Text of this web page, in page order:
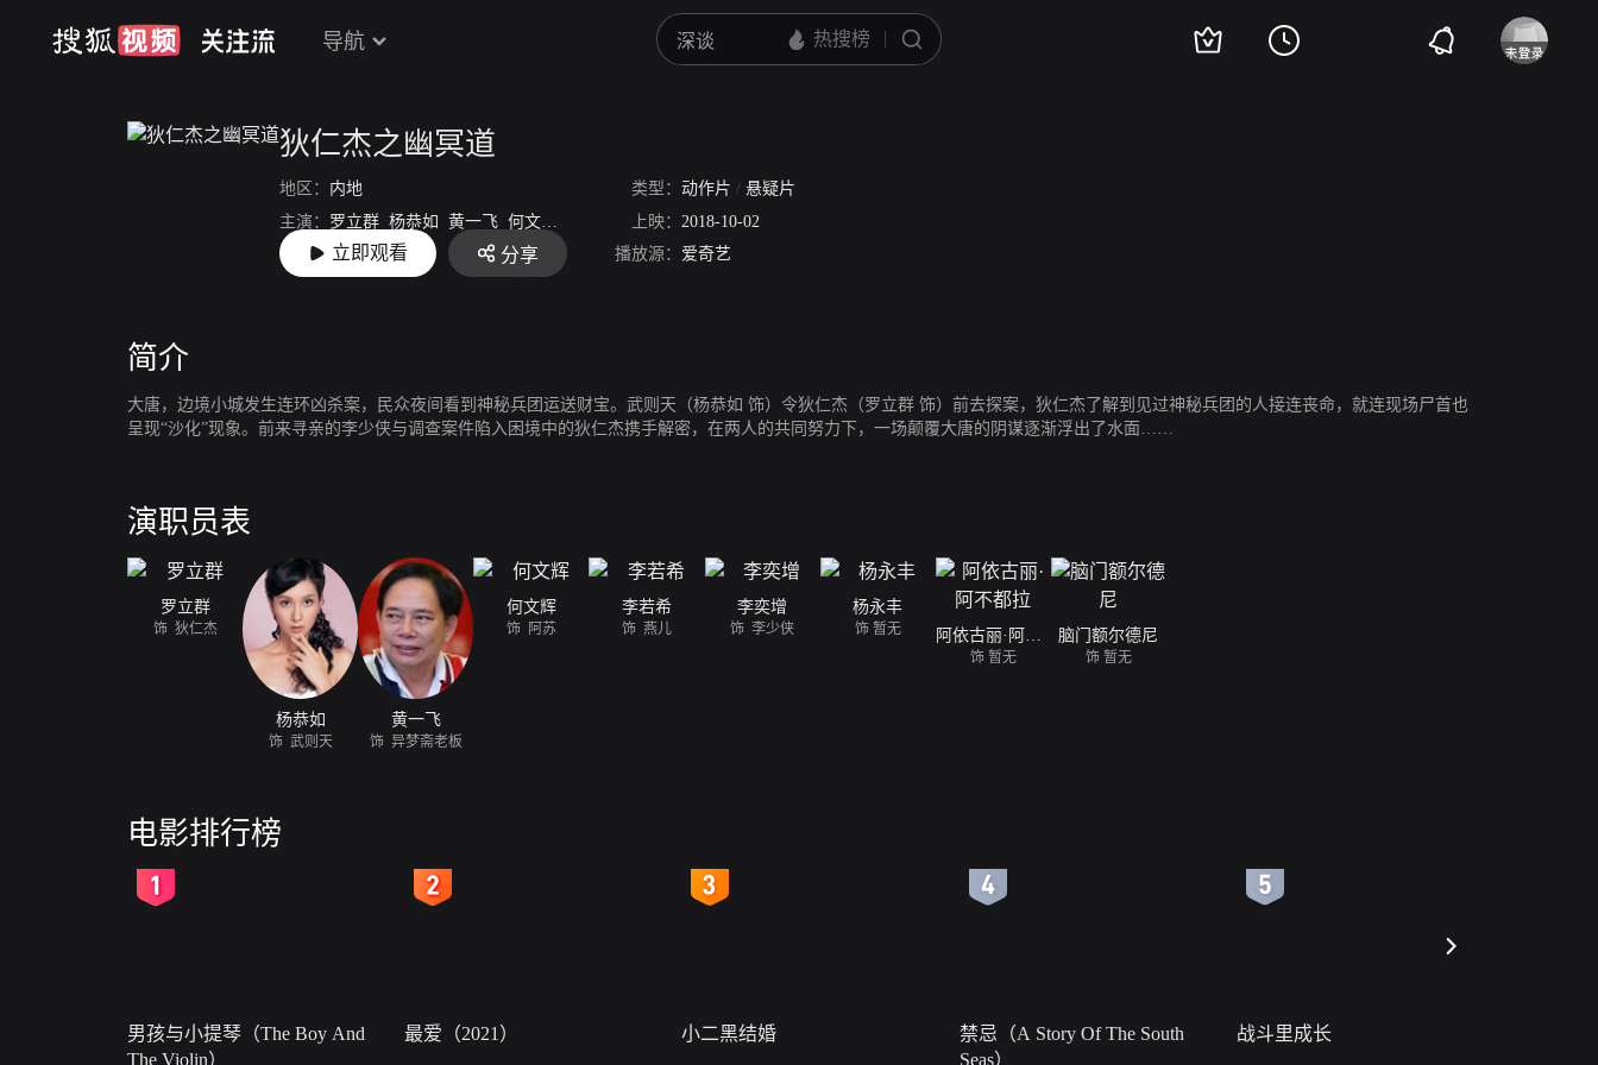
导航
狄仁杰之幽冥道
地区： 内地 类型： 动作片 / 悬疑片
主演： 罗立群 杨恭如 黄一飞 何文辉 李奕增 杨永丰 阿依古丽·阿不都拉
上映： 2018-10-02
导演： 黄河
立即观看 分享 播放源： 爱奇艺
简介
大唐，边境小城发生连环凶杀案，民众夜间看到神秘兵团运送财宝。武则天（杨恭如 饰）令狄仁杰（罗立群 饰）前去探案，狄仁杰了解到见过神秘兵团的人接连丧命，就连现场尸首也
呈现“沙化”现象。前来寻亲的李少侠与调查案件陷入困境中的狄仁杰携手解密，在两人的共同努力下，一场颠覆大唐的阴谋逐渐浮出了水面……
演职员表
罗立群
饰 狄仁杰
杨恭如
饰 武则天
黄一飞
饰 异梦斋老板
何文辉
饰 阿苏
李若希
饰 燕儿
李奕增
饰 李少侠
杨永丰
饰 暂无 阿依古丽·阿不都拉
饰 暂无
脑门额尔德尼
饰 暂无
电影排行榜
男孩与小提琴（The Boy And
The Violin）
最爱（2021） 小二黑结婚
禁忌（A Story Of The South
Seas）
战斗里成长